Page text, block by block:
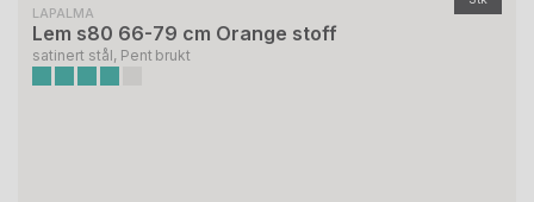
LAPALMA
Lem s80 66-79 cm Orange stoff
satinert stål, Pent brukt